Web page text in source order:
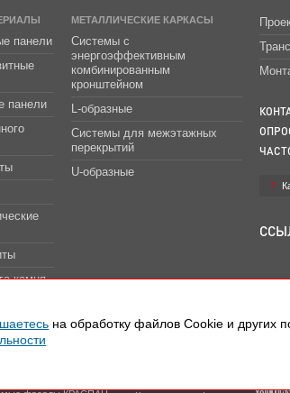
панели
панели
камня
МЕТАЛЛИЧЕСКИЕ КАРКАСЫ
Системы с
энергоэффективным
комбинированным
кронштейном
L-образные
Системы для межэтажных
перекрытий
U-образные
на обработку файлов Сookie и других